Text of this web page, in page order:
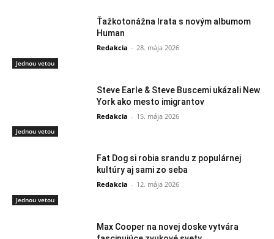
Jednou vetou
Ťažkotonážna Irata s novým albumom
Human
Redakcia - 28. mája 2026
Jednou vetou
Steve Earle & Steve Buscemi ukázali New
York ako mesto imigrantov
Redakcia - 15. mája 2026
Jednou vetou
Fat Dog si robia srandu z populárnej
kultúry aj sami zo seba
Redakcia - 12. mája 2026
Max Cooper na novej doske vytvára